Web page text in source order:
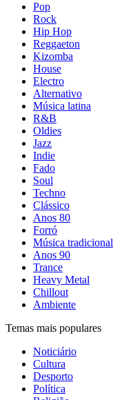
Pop
Rock
Hip Hop
Reggaeton
Kizomba
House
Electro
Alternativo
Música latina
R&B
Oldies
Jazz
Indie
Fado
Soul
Techno
Clássico
Anos 80
Forró
Música tradicional
Anos 90
Trance
Heavy Metal
Chillout
Ambiente
Temas mais populares
Noticiário
Cultura
Desporto
Política